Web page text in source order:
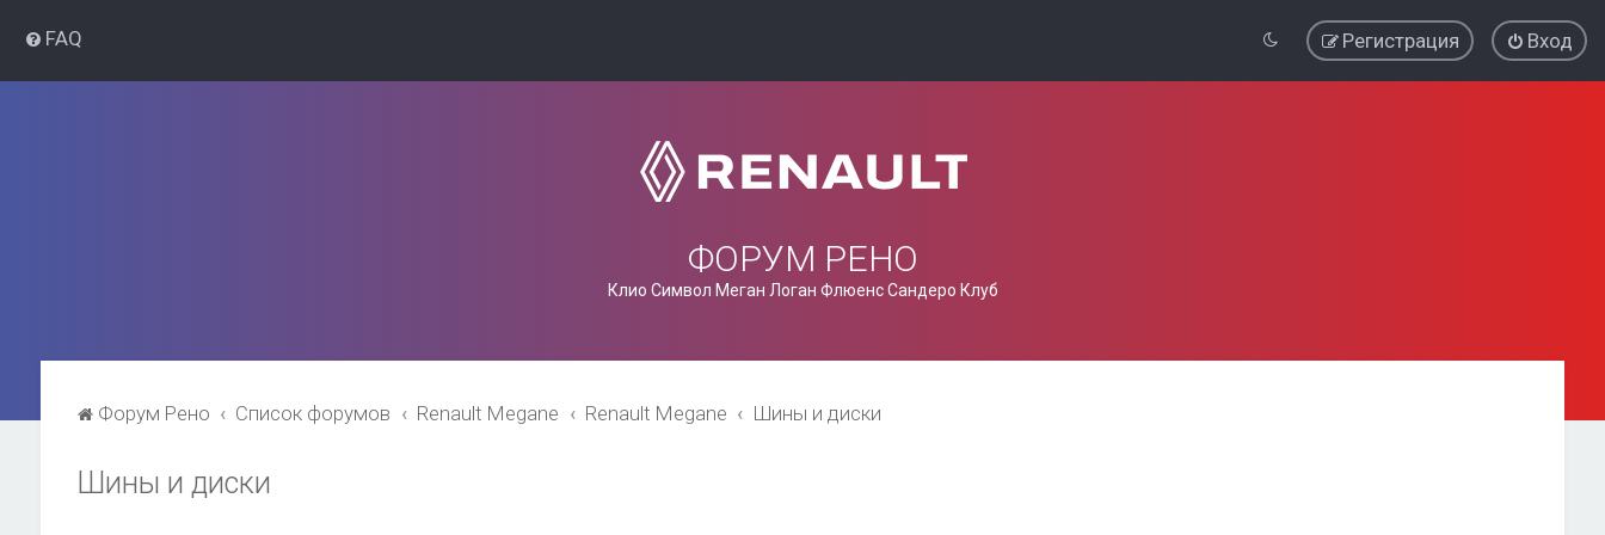
FAQ Вход
Регистрация
ФОРУМ РЕНО
Клио Символ Меган Логан Флюенс Сандеро Клуб
Форум Рено Список форумов Renault Megane Renault Megane Шины и диски
Шины и диски